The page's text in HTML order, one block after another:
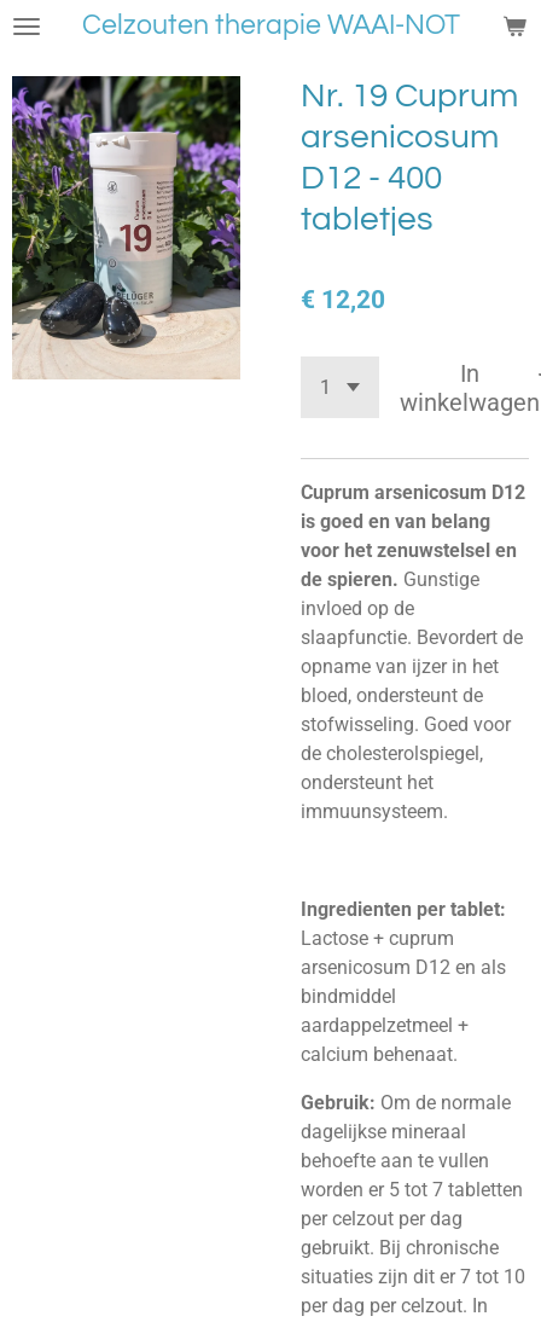
Ga
naar
de
hoofdinhoud
Celzouten therapie WAAI-NOT
Nr. 19 Cuprum
arsenicosum
D12 - 400
tabletjes
€ 12,20
In
winkelwagen
Cuprum arsenicosum D12
is goed en van belang
voor het zenuwstelsel en
de spieren. Gunstige
invloed op de
slaapfunctie. Bevordert de
opname van ijzer in het
bloed, ondersteunt de
stofwisseling. Goed voor
de cholesterolspiegel,
ondersteunt het
immuunsysteem.
Ingredienten per tablet:
Lactose + cuprum
arsenicosum D12 en als
bindmiddel
aardappelzetmeel +
calcium behenaat.
Gebruik: Om de normale
dagelijkse mineraal
behoefte aan te vullen
worden er 5 tot 7 tabletten
per celzout per dag
gebruikt. Bij chronische
situaties zijn dit er 7 tot 10
per dag per celzout. In